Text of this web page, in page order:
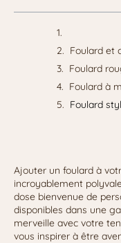
Foulard et
Foulard
Foulard à
Foulard
Ajouter un foulard à
incroyablement
dose bienvenue de
disponibles dans une
merveille avec votre
vous inspirer à être